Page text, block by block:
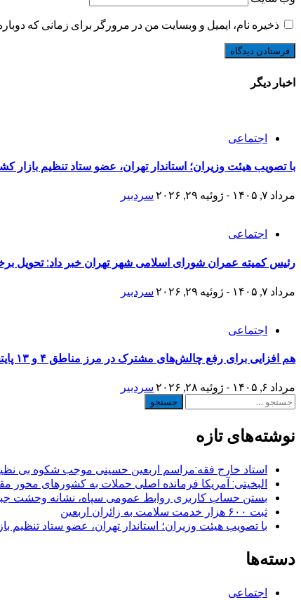
ذخیره نام، ایمیل و وبسایت من در مرورگر برای زمانی که
اخبار دیگر
اجتماعی
با تصویب هیئت وزیران؛ استاندار تهران، عضو ستاد تنظیم بازار
مرداد ۷, ۱۴۰۵ - ژوئیه ۲۹, ۲۰۲۶ سردبیر
اجتماعی
رئیس کمیته عمران شورای اسلامی شهر تهران خبر داد: تحویل برخی منازل نوسازی
مرداد ۷, ۱۴۰۵ - ژوئیه ۲۹, ۲۰۲۶ سردبیر
اجتماعی
هم افزایی برای رفع چالش‌های مشترک در مرز مناطق ۴ و ۱۳ پایتخت
مرداد ۶, ۱۴۰۵ - ژوئیه ۲۸, ۲۰۲۶
سردبیر
جستجو
نوشته‌های تازه
استاد خارج فقه:مراسم اربعین حسینی موجب شکوه بی
البخیتی: آمریکا فرمانده اصلی حملات به کشورهای
بستن حساب کاربری روابط عمومی سپاه، نشانه‌ وحشت
ثبت ۶۰۰ هزار خدمت سلامت به زائران اربعین
با تصویب هیئت وزیران؛ استاندار تهران، عضو ستاد تنظیم
دسته‌ها
اجتماعی